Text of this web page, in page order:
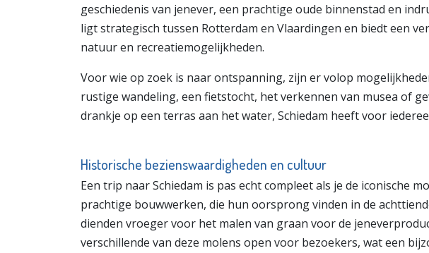
geschiedenis van jenever, een prachtige oude binnenstad en
ligt strategisch tussen Rotterdam en Vlaardingen en biedt een
natuur en recreatiemogelijkheden.
Voor wie op zoek is naar ontspanning, zijn er volop
rustige wandeling, een fietstocht, het verkennen van musea of
drankje op een terras aan het water, Schiedam heeft voor
Historische bezienswaardigheden en cultuur
Een trip naar Schiedam is pas echt compleet als je de iconische
prachtige bouwwerken, die hun oorsprong vinden in de
dienden vroeger voor het malen van graan voor de
verschillende van deze molens open voor bezoekers, wat een